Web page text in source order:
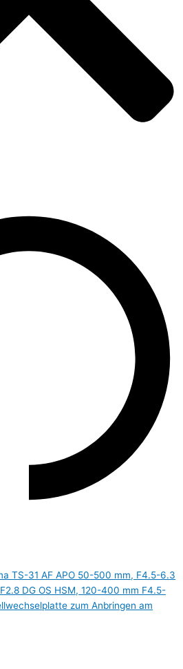
TS-31 AF APO 50-500 mm, F4.5-6.3
DG OS HSM, 120-400 mm F4.5-
zum Anbringen am